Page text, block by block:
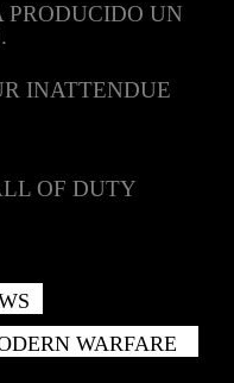
PRODUCIDO UN
INATTENDUE
OF DUTY
WARFARE